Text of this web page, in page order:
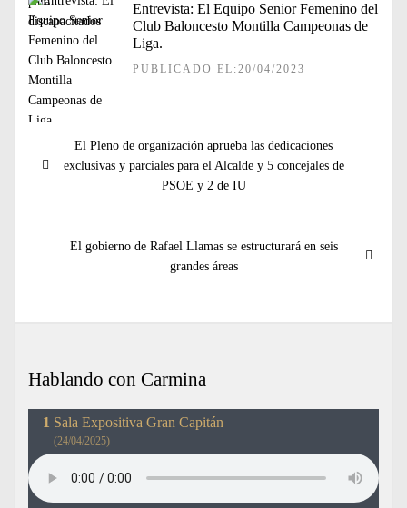
Entrevista: El Equipo Senior Femenino del
Club Baloncesto Montilla Campeonas de
Liga.
PUBLICADO EL:20/04/2023
de
Entrada
anterior:
El Pleno de organización aprueba las dedicaciones
exclusivas y parciales para el Alcalde y 5 concejales de
PSOE y 2 de IU
Entrada
El gobierno de Rafael Llamas se estructurará en seis
grandes áreas
Hablando con Carmina
Sala Expositiva Gran Capitán
(24/04/2025)